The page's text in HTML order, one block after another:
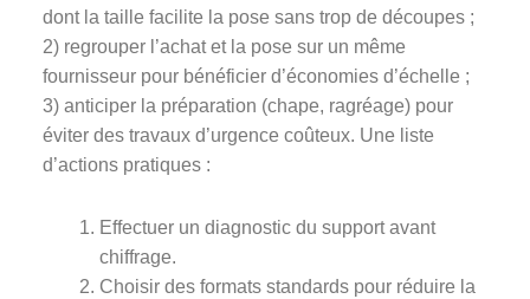
dont la taille facilite la pose sans trop de découpes ;
2) regrouper l’achat et la pose sur un même
fournisseur pour bénéficier d’économies d’échelle ;
3) anticiper la préparation (chape, ragréage) pour
éviter des travaux d’urgence coûteux. Une liste
d’actions pratiques :
Effectuer un diagnostic du support avant
chiffrage.
Choisir des formats standards pour réduire la